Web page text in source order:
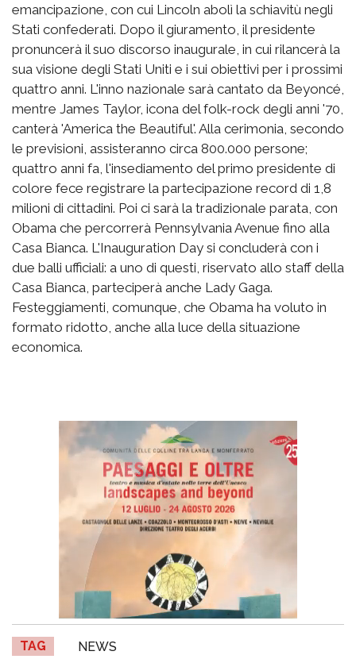
emancipazione, con cui Lincoln abolì la schiavitù negli
Stati confederati. Dopo il giuramento, il presidente
pronuncerà il suo discorso inaugurale, in cui rilancerà la
sua visione degli Stati Uniti e i sui obiettivi per i prossimi
quattro anni. L'inno nazionale sarà cantato da Beyoncé,
mentre James Taylor, icona del folk-rock degli anni '70,
canterà 'America the Beautiful'. Alla cerimonia, secondo
le previsioni, assisteranno circa 800.000 persone;
quattro anni fa, l'insediamento del primo presidente di
colore fece registrare la partecipazione record di 1,8
milioni di cittadini. Poi ci sarà la tradizionale parata, con
Obama che percorrerà Pennsylvania Avenue fino alla
Casa Bianca. L'Inauguration Day si concluderà con i
due balli ufficiali: a uno di questi, riservato allo staff della
Casa Bianca, parteciperà anche Lady Gaga.
Festeggiamenti, comunque, che Obama ha voluto in
formato ridotto, anche alla luce della situazione
economica.
TAG NEWS